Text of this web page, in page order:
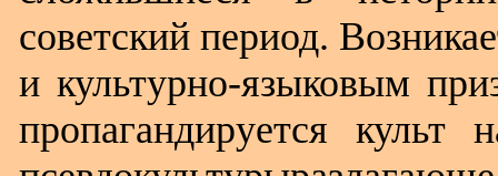
советский период.
и культурно-языковым
пропагандируется